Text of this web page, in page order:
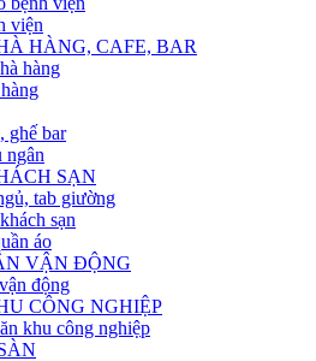
viện
HÀNG, CAFE, BAR
hàng
ghế bar
ngân
SẠN
tab giường
sạn
áo
VẬN ĐỘNG
động
CÔNG NGHIỆP
khu công nghiệp